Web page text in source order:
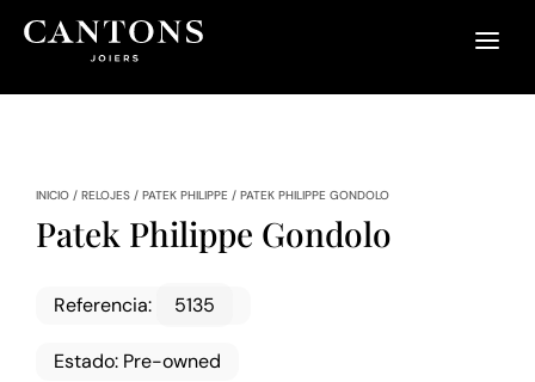
INICIO / RELOJES / PATEK PHILIPPE / PATEK PHILIPPE GONDOLO
Patek Philippe Gondolo
Referencia: 5135
Estado: Pre-owned